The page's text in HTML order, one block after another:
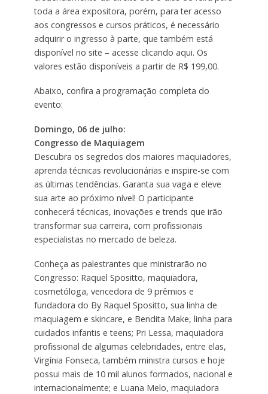
toda a área expositora, porém, para ter acesso
aos congressos e cursos práticos, é necessário
adquirir o ingresso à parte, que também está
disponível no site – acesse clicando aqui. Os
valores estão disponíveis a partir de R$ 199,00.
Abaixo, confira a programação completa do
evento:
Domingo, 06 de julho:
Congresso de Maquiagem
Descubra os segredos dos maiores maquiadores,
aprenda técnicas revolucionárias e inspire-se com
as últimas tendências. Garanta sua vaga e eleve
sua arte ao próximo nível! O participante
conhecerá técnicas, inovações e trends que irão
transformar sua carreira, com profissionais
especialistas no mercado de beleza.
Conheça as palestrantes que ministrarão no
Congresso: Raquel Spositto, maquiadora,
cosmetóloga, vencedora de 9 prêmios e
fundadora do By Raquel Spositto, sua linha de
maquiagem e skincare, e Bendita Make, linha para
cuidados infantis e teens; Pri Lessa, maquiadora
profissional de algumas celebridades, entre elas,
Virgínia Fonseca, também ministra cursos e hoje
possui mais de 10 mil alunos formados, nacional e
internacionalmente; e Luana Melo, maquiadora